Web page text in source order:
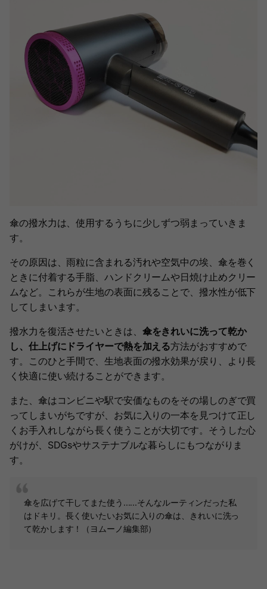
傘の撥水力は、使用するうちに少しずつ弱まっていきま
す。
その原因は、雨粒に含まれる汚れや空気中の埃、傘を巻く
ときに付着する手脂、ハンドクリームや日焼け止めクリー
ムなど。これらが生地の表面に残ることで、撥水性が低下
してしまいます。
撥水力を復活させたいときは、 傘をきれいに洗って乾か
し、仕上げにドライヤーで熱を加える方法がおすすめで
す。このひと手間で、生地表面の撥水効果が戻り、より長
く快適に使い続けることができます。
また、傘はコンビニや駅で安価なものをその場しのぎで買
ってしまいがちですが、お気に入りの一本を見つけて正し
くお手入れしながら長く使うことが大切です。そうした心
がけが、SDGsやサステナブルな暮らしにもつながりま
す。
傘を広げて干してまた使う......そんなルーティンだった私
はドキリ。長く使いたいお気に入りの傘は、きれいに洗っ
て乾かします！（ヨムーノ編集部）